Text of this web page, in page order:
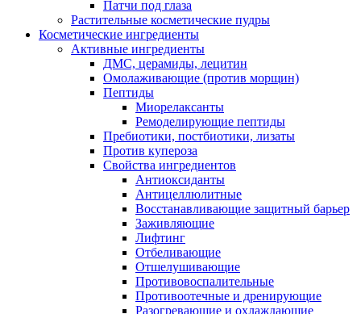
Патчи под глаза
Растительные косметические пудры
Косметические ингредиенты
Активные ингредиенты
ДМС, церамиды, лецитин
Омолаживающие (против морщин)
Пептиды
Миорелаксанты
Ремоделирующие пептиды
Пребиотики, постбиотики, лизаты
Против купероза
Свойства ингредиентов
Антиоксиданты
Антицеллюлитные
Восстанавливающие защитный барьер
Заживляющие
Лифтинг
Отбеливающие
Отшелушивающие
Противовоспалительные
Противоотечные и дренирующие
Разогревающие и охлаждающие